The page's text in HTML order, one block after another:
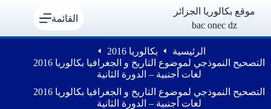
موقع بكالوريا الجزائر
bac onec dz
القائمة
الرئيسية
بكالوريا 2016
التصحيح النموذجي لموضوع التاريخ و الجغرافيا بكالوريا 2016
لغات أجنبية – الدورة الثانية
التصحيح النموذجي لموضوع التاريخ و الجغرافيا بكالوريا 2016
لغات أجنبية – الدورة الثانية